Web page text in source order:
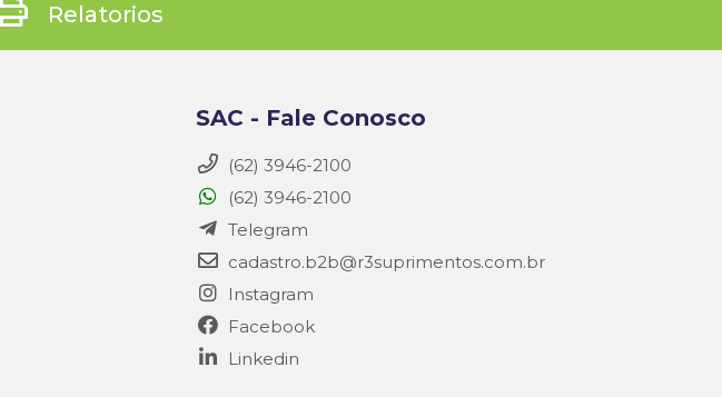
Relatorios
SAC - Fale Conosco
(62) 3946-2100
(62) 3946-2100
Telegram
cadastro.b2b@r3suprimentos.com.br
Instagram
Facebook
Linkedin